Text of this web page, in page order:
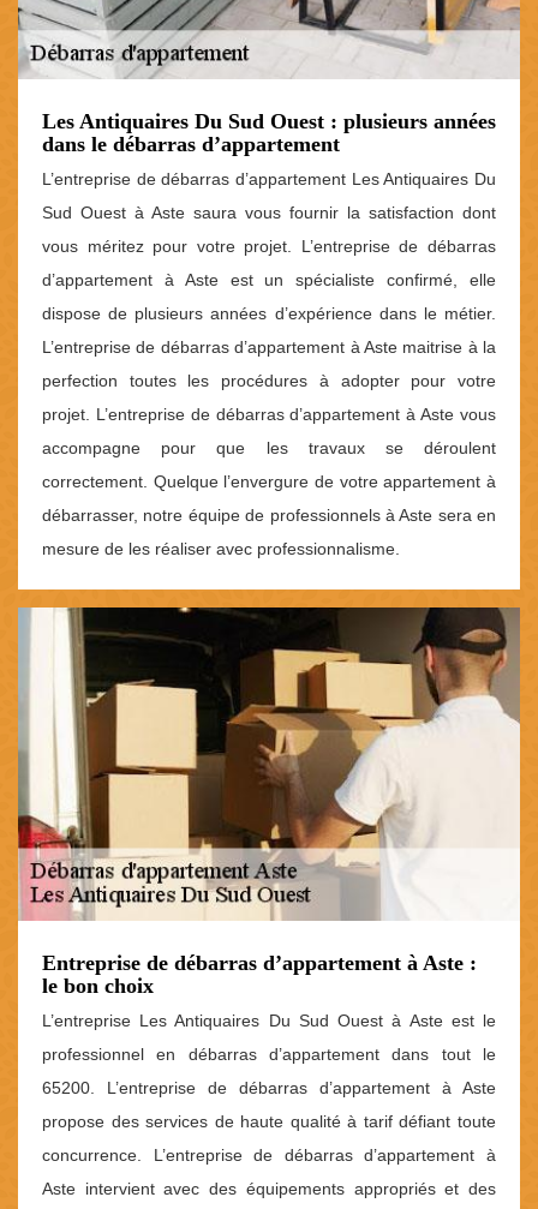
Les Antiquaires Du Sud Ouest : plusieurs années
dans le débarras d’appartement
L’entreprise de débarras d’appartement Les Antiquaires Du
Sud Ouest à Aste saura vous fournir la satisfaction dont
vous méritez pour votre projet. L’entreprise de débarras
d’appartement à Aste est un spécialiste confirmé, elle
dispose de plusieurs années d’expérience dans le métier.
L’entreprise de débarras d’appartement à Aste maitrise à la
perfection toutes les procédures à adopter pour votre
projet. L’entreprise de débarras d’appartement à Aste vous
accompagne pour que les travaux se déroulent
correctement. Quelque l’envergure de votre appartement à
débarrasser, notre équipe de professionnels à Aste sera en
mesure de les réaliser avec professionnalisme.
Entreprise de débarras d’appartement à Aste :
le bon choix
L’entreprise Les Antiquaires Du Sud Ouest à Aste est le
professionnel en débarras d’appartement dans tout le
65200. L’entreprise de débarras d’appartement à Aste
propose des services de haute qualité à tarif défiant toute
concurrence. L’entreprise de débarras d’appartement à
Aste intervient avec des équipements appropriés et des